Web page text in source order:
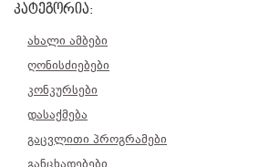
კატეგორია:
ახალი ამბები
ღონისძიებები
კონკურსები
დასაქმება
გაცვლითი პროგრამები